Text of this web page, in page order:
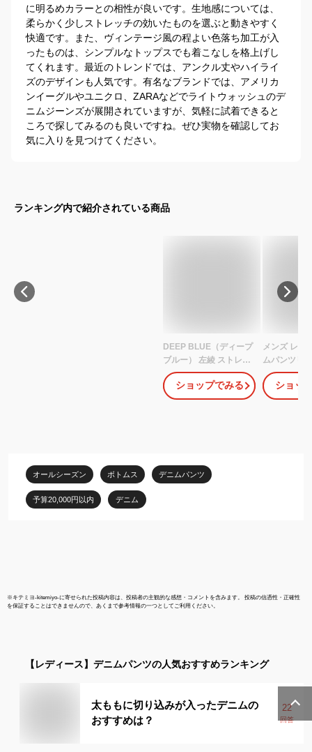
に明るめカラーとの相性が良いです。生地感については、
柔らかく少しストレッチの効いたものを選ぶと動きやすく
快適です。また、ヴィンテージ風の程よい色落ち加工が入
ったものは、シンプルなトップスでも着こなしを格上げし
てくれます。最近のトレンドでは、アンクル丈やハイライ
ズのデザインも人気です。有名なブランドでは、アメリカ
ンイーグルやユニクロ、ZARAなどでライトウォッシュのデ
ニムジーンズが展開されていますが、気軽に試着できると
ころで探してみるのも良いですね。ぜひ実物を確認してお
気に入りを見つけてください。
ランキング内で紹介されている商品
DEEP BLUE（ディープ
ブルー） 左綾 ストレー
トデニムパンツ ミディ
アムブルー レディース
[72986-2] 岡山 倉敷 児
ル おしゃれ 可愛い オー
ルシーズン 日本製 国産
ショップでみる
メンズ レデ
ムパンツリ
ORIGINAL
ルジーンズ
ショッ
オールシーズン ボトムス デニムパンツ
予算20,000円以内 デニム
※キテミヨ-kitemiyo-に寄せられた投稿内容は、投稿者の主観的な感想・コメントを含みます。 投稿の信憑性・正確性
を保証することはできませんので、あくまで参考情報の一つとしてご利用ください。
【レディース】 デニムパンツの人気おすすめランキング
太ももに切り込みが入ったデニムの
おすすめは？
22
回答